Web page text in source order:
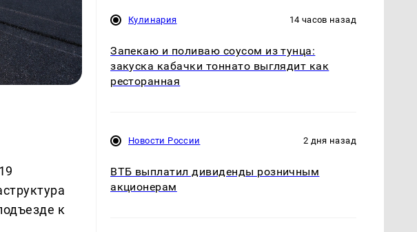
к
Кулинария 14 часов назад
Запекаю и поливаю соусом из тунца:
закуска кабачки тоннато выглядит как
ресторанная
Новости России 2 дня назад
ВТБ выплатил дивиденды розничным
акционерам